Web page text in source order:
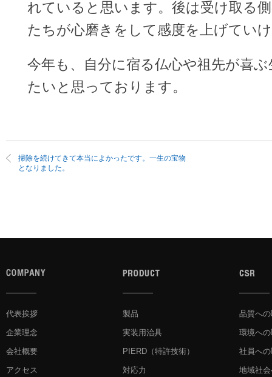
れていると思います。後は受け取る
たちが心磨きをして感度を上げてい
今年も、自分に宿る仏心や祖先が喜
たいと思っております。
掃除を続けてきて本当によかったです。一生の宝物
となりました。
代表挨拶
企業理念
会社概要
アクセス
製品
実装用治具
PIERD （特許技術）
対応力
品質へ
環境へ
社員へ
地域社